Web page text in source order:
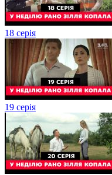
18 серія
19 серія